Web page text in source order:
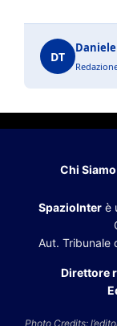
DT
Chi Siamo
SpazioInter è
Aut. Tribunale
Direttore
Photo Credits: